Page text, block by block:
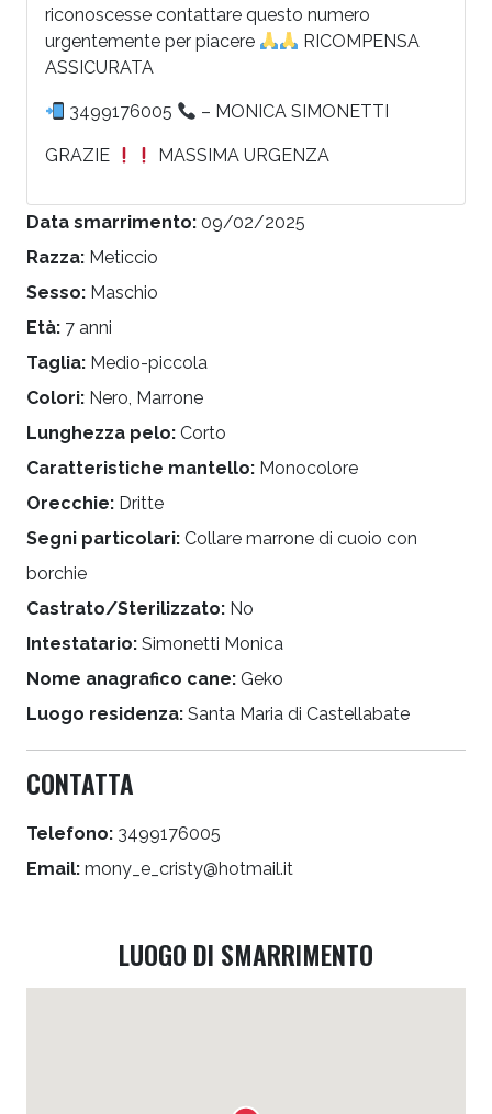
riconoscesse contattare questo numero
urgentemente per piacere
RICOMPENSA
ASSICURATA
3499176005 – MONICA SIMONETTI
GRAZIE MASSIMA URGENZA
Data smarrimento: 09/02/2025
Razza: Meticcio
Sesso: Maschio
Età: 7 anni
Taglia: Medio-piccola
Colori: Nero, Marrone
Lunghezza pelo: Corto
Caratteristiche mantello: Monocolore
Orecchie: Dritte
Segni particolari: Collare marrone di cuoio con
borchie
Castrato/Sterilizzato: No
Intestatario: Simonetti Monica
Nome anagrafico cane: Geko
Luogo residenza: Santa Maria di Castellabate
CONTATTA
Telefono: 3499176005
Email: mony_e_cristy@hotmail.it
LUOGO DI SMARRIMENTO